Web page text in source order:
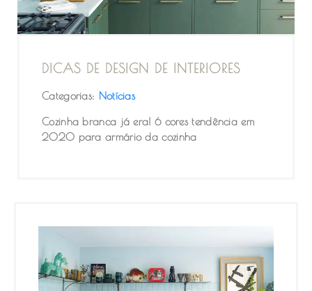
DICAS DE DESIGN DE INTERIORES
Categorias: Notícias
Cozinha branca já era! 6 cores tendência em
2020 para armário da cozinha